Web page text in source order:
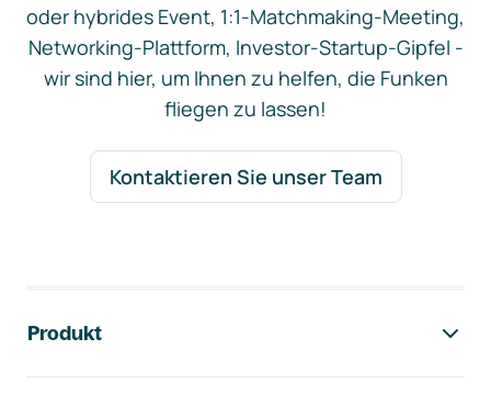
oder hybrides Event, 1:1-Matchmaking-Meeting,
Networking-Plattform, Investor-Startup-Gipfel -
wir sind hier, um Ihnen zu helfen, die Funken
fliegen zu lassen!
Kontaktieren Sie unser Team
Produkt